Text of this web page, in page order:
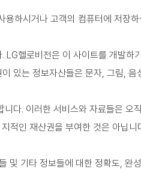
하시거나 고객의 컴퓨터에 저장
헬로비전은 이 사이트를 개발
있는 정보자산들은 문자, 그림,
다. 이러한 서비스와 자료들은
적인 재산권을 부여한 것은 아닙니
및 기타 정보들에 대한 정확도, 완